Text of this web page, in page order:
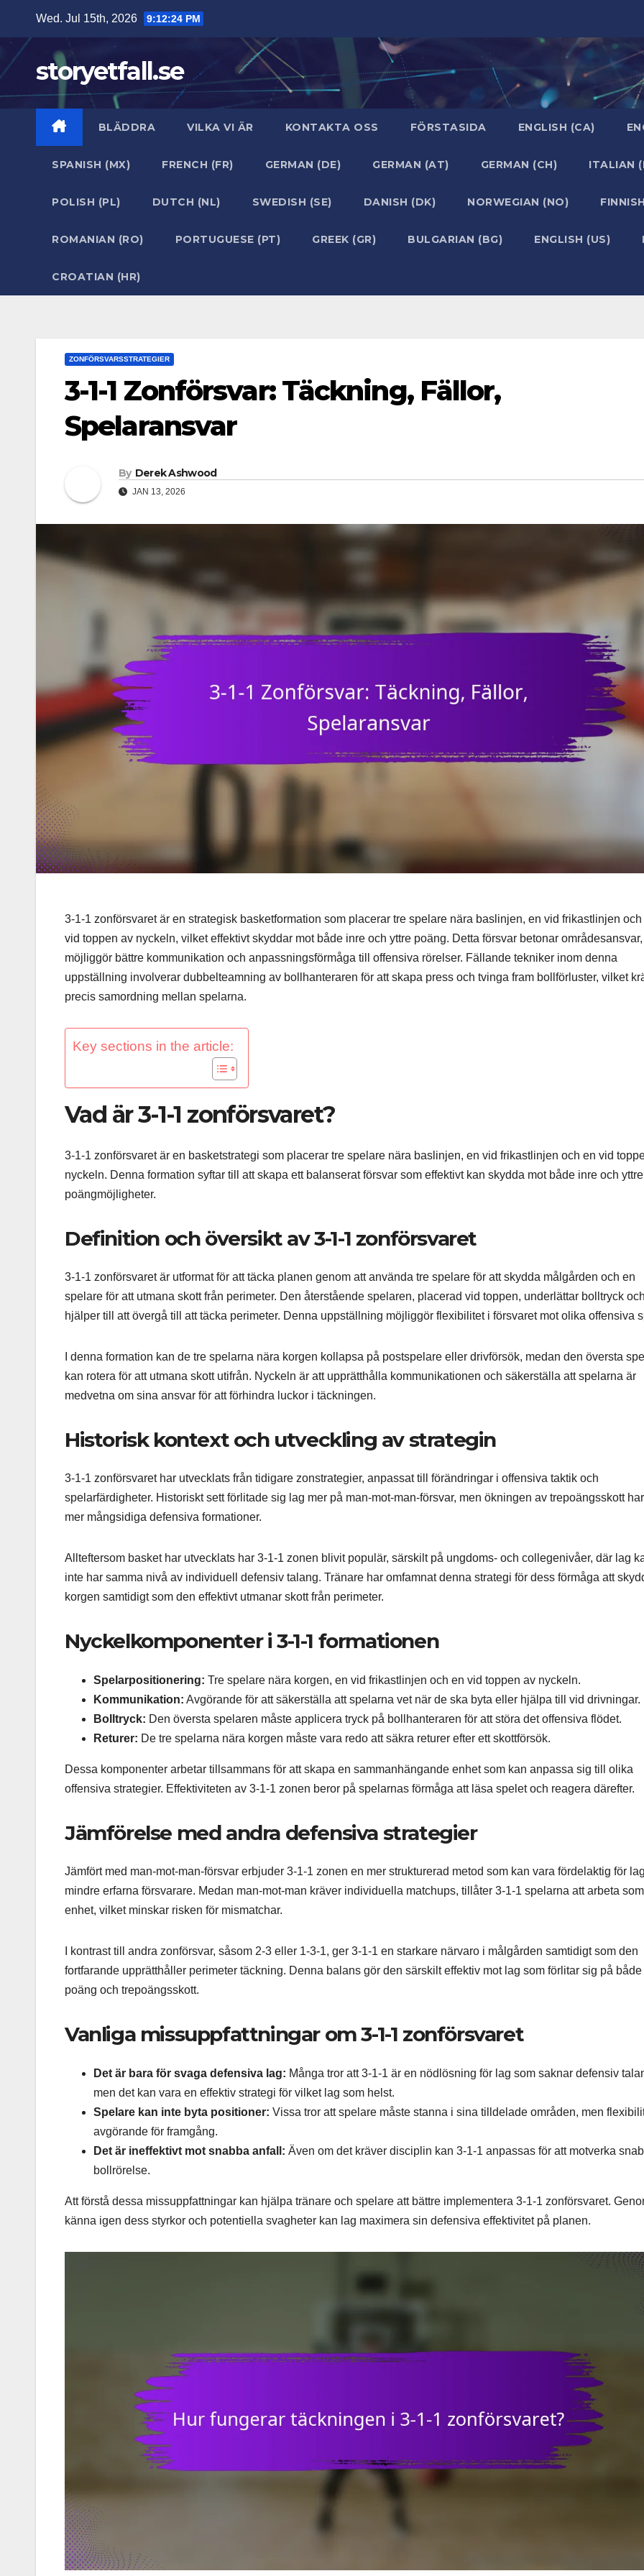
content
Wed. Jul 15th, 2026 9:12:26 PM
storyetfall.se
BLÄDDRA VILKA VI ÄR KONTAKTA OSS FÖRSTASIDA ENGLISH (CA)
SPANISH (MX) FRENCH (FR) GERMAN (DE) GERMAN (AT) GERMAN (CH) ITALIAN
POLISH (PL) DUTCH (NL) SWEDISH (SE) DANISH (DK) NORWEGIAN (NO)
ROMANIAN (RO) PORTUGUESE (PT) GREEK (GR) BULGARIAN (BG) ENGLISH (US)
CROATIAN (HR)
ZONFÖRSVARSSTRATEGIER
3-1-1 Zonförsvar: Täckning, Fällor,
Spelaransvar
By Derek Ashwood
JAN 13, 2026
3-1-1 zonförsvaret är en strategisk basketformation som placerar tre spelare nära baslinjen, en vid frikastlinjen och
vid toppen av nyckeln, vilket effektivt skyddar mot både inre och yttre poäng. Detta försvar betonar
möjliggör bättre kommunikation och anpassningsförmåga till offensiva rörelser. Fällande tekniker inom denna
uppställning involverar dubbelteamning av bollhanteraren för att skapa press och tvinga fram bollförluster, vilket
precis samordning mellan spelarna.
Key sections in the article:
Vad är 3-1-1 zonförsvaret?
3-1-1 zonförsvaret är en basketstrategi som placerar tre spelare nära baslinjen, en vid frikastlinjen och en vid
nyckeln. Denna formation syftar till att skapa ett balanserat försvar som effektivt kan skydda mot både inre och yttre
poängmöjligheter.
Definition och översikt av 3-1-1 zonförsvaret
3-1-1 zonförsvaret är utformat för att täcka planen genom att använda tre spelare för att skydda målgården och en
spelare för att utmana skott från perimeter. Den återstående spelaren, placerad vid toppen, underlättar bolltryck och
hjälper till att övergå till att täcka perimeter. Denna uppställning möjliggör flexibilitet i försvaret mot olika offensiva
I denna formation kan de tre spelarna nära korgen kollapsa på postspelare eller drivförsök, medan den översta
kan rotera för att utmana skott utifrån. Nyckeln är att upprätthålla kommunikationen och säkerställa att spelarna är
medvetna om sina ansvar för att förhindra luckor i täckningen.
Historisk kontext och utveckling av strategin
3-1-1 zonförsvaret har utvecklats från tidigare zonstrategier, anpassat till förändringar i offensiva taktik och
spelarfärdigheter. Historiskt sett förlitade sig lag mer på man-mot-man-försvar, men ökningen av trepoängsskott
mer mångsidiga defensiva formationer.
Allteftersom basket har utvecklats har 3-1-1 zonen blivit populär, särskilt på ungdoms- och collegenivåer, där lag
inte har samma nivå av individuell defensiv talang. Tränare har omfamnat denna strategi för dess förmåga att
korgen samtidigt som den effektivt utmanar skott från perimeter.
Nyckelkomponenter i 3-1-1 formationen
Spelarpositionering: Tre spelare nära korgen, en vid frikastlinjen och en vid toppen av nyckeln.
Kommunikation: Avgörande för att säkerställa att spelarna vet när de ska byta eller hjälpa till vid drivningar.
Bolltryck: Den översta spelaren måste applicera tryck på bollhanteraren för att störa det offensiva flödet.
Returer: De tre spelarna nära korgen måste vara redo att säkra returer efter ett skottförsök.
Dessa komponenter arbetar tillsammans för att skapa en sammanhängande enhet som kan anpassa sig till olika
offensiva strategier. Effektiviteten av 3-1-1 zonen beror på spelarnas förmåga att läsa spelet och reagera därefter.
Jämförelse med andra defensiva strategier
Jämfört med man-mot-man-försvar erbjuder 3-1-1 zonen en mer strukturerad metod som kan vara fördelaktig för
mindre erfarna försvarare. Medan man-mot-man kräver individuella matchups, tillåter 3-1-1 spelarna att arbeta
enhet, vilket minskar risken för mismatchar.
I kontrast till andra zonförsvar, såsom 2-3 eller 1-3-1, ger 3-1-1 en starkare närvaro i målgården samtidigt som den
fortfarande upprätthåller perimeter täckning. Denna balans gör den särskilt effektiv mot lag som förlitar sig på
poäng och trepoängsskott.
Vanliga missuppfattningar om 3-1-1 zonförsvaret
Det är bara för svaga defensiva lag: Många tror att 3-1-1 är en nödlösning för lag som saknar defensiv
men det kan vara en effektiv strategi för vilket lag som helst.
Spelare kan inte byta positioner: Vissa tror att spelare måste stanna i sina tilldelade områden, men
avgörande för framgång.
Det är ineffektivt mot snabba anfall: Även om det kräver disciplin kan 3-1-1 anpassas för att motverka
bollrörelse.
Att förstå dessa missuppfattningar kan hjälpa tränare och spelare att bättre implementera 3-1-1 zonförsvaret.
känna igen dess styrkor och potentiella svagheter kan lag maximera sin defensiva effektivitet på planen.